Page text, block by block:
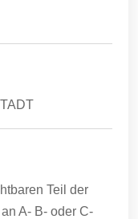
Teil der
A- B- oder C-